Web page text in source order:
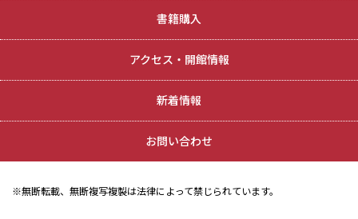
書籍購入
アクセス・開館情報
新着情報
お問い合わせ
※無断転載、無断複写複製は法律によって禁じられています。